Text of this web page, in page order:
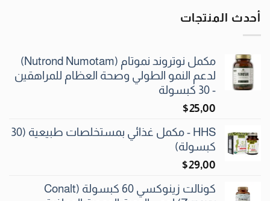
أحدث المنتجات
مكمل نوتروند نموتام (Nutrond Numotam)
لدعم النمو الطولي وصحة العظام للمراهقين
- 30 كبسولة
$
25٫00
HHS - مكمل غذائي بمستخلصات طبيعية (30
كبسولة)
$
29٫00
كونالت زينوكسي 60 كبسولة (Conalt